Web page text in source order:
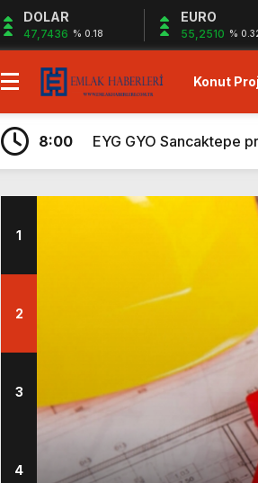
DOLAR
47,7436 % 0.18
EURO
55,2510 %
Konut
7:43
Ege Yapı
19:29
Gazze`ye Yardım
8:00
EYG GYO Sancaktepe
7:56
Kiler GYO Halkalı
6:59
Sagist Group’tan 140
Shelton Bodrum projesi
Sur Tatil Evleri
Ayvalık’ta peşin
Hayat City
Rams Denizkent
Ege Yapı
19:29
Gazze`ye Yardım
1
2
3
4